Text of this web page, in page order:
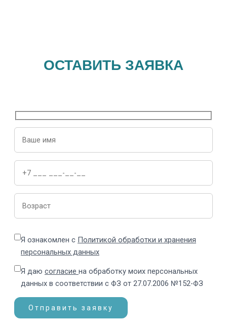
ОСТАВИТЬ ЗАЯВКА
Я ознакомлен с Политикой обработки и хранения
персональных данных
Я даю согласие на обработку моих персональных
данных в соответствии с ФЗ от 27.07.2006 №152-ФЗ